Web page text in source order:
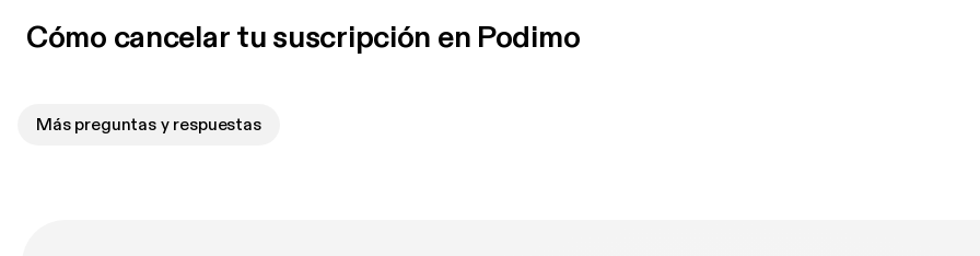
Cómo cancelar tu suscripción en Podimo
Más preguntas y respuestas